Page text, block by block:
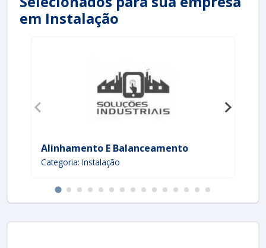
em Instalação
Alinhamento E Balanceamento
Categoria: Instalação